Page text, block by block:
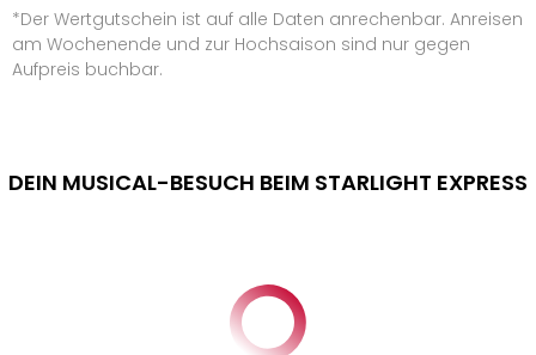
*Der Wertgutschein ist auf alle Daten anrechenbar. Anreisen
am Wochenende und zur Hochsaison sind nur gegen
Aufpreis buchbar.
DEIN MUSICAL-BESUCH BEIM STARLIGHT EXPRESS